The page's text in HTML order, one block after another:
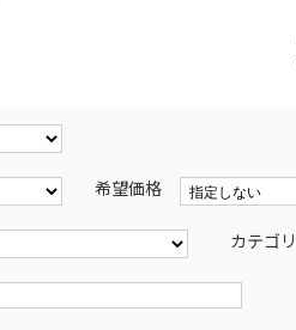
希望価格
カテゴリ